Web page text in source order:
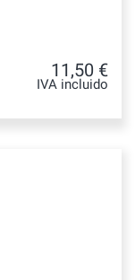
11,50 €
IVA incluido